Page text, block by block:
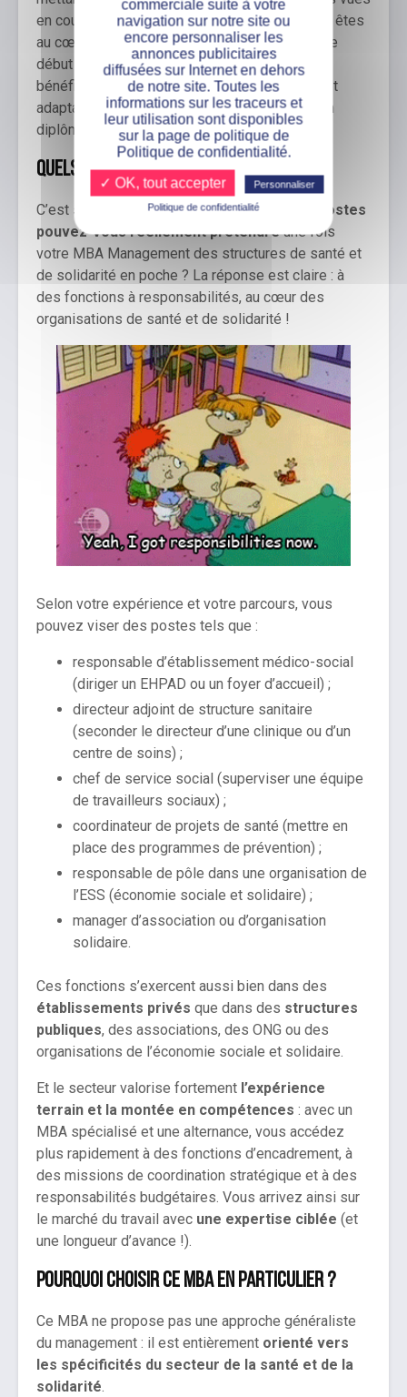
en cours et en développant votre réseau. Vous êtes
au cœur des structures médico-sociales dès le
début de votre parcours de formation, tout en
bénéficiant d’un cadre pédagogique moderne et
adaptable. Vous ne préparez pas seulement un
diplôme :
vous préparez votre carrière
Quels débouchés après le MBA ?
C’est souvent la question décisive :
à quels postes
pouvez-vous réellement prétendreune fois
votre MBA Management des structures de santé et
de solidarité en poche ? La réponse est claire : à
des fonctions à responsabilités, au cœur des
organisations de santé et de solidarité !
Selon votre expérience et votre parcours, vous
pouvez viser des postes tels que :
responsable d’établissement médico-social
(diriger un EHPAD ou un foyer d’accueil) ;
directeur adjoint de structure sanitaire
(seconder le directeur d’une clinique ou d’un
centre de soins) ;
chef de service social (superviser une équipe
de travailleurs sociaux) ;
coordinateur de projets de santé (mettre en
place des programmes de prévention) ;
responsable de pôle dans une organisation de
l’ESS (économie sociale et solidaire) ;
manager d’association ou d’organisation
solidaire.
Ces fonctions s’exercent aussi bien dans des
établissements privés que dans des structures
publiques, des associations, des ONG ou des
organisations de l’économie sociale et solidaire.
Et le secteur valorise fortement l’expérience
terrain et la montée en compétences : avec un
MBA spécialisé et une alternance, vous accédez
plus rapidement à des fonctions d’encadrement, à
des missions de coordination stratégique et à des
responsabilités budgétaires. Vous arrivez ainsi sur
le marché du travail avec une expertise ciblée (et
une longueur d’avance !).
Pourquoi choisir ce MBA en particulier ?
Ce MBA ne propose pas une approche généraliste
du management : il est entièrement orienté vers
les spécificités du secteur de la santé et de la
solidarité.
commerciale suite à votre
navigation sur notre site ou
encore personnaliser les
annonces publicitaires
diffusées sur Internet en dehors
de notre site. Toutes les
informations sur les traceurs et
leur utilisation sont disponibles
sur la page de politique de
Politique de confidentialité.
✓ OK, tout accepter
Personnaliser
Politique de confidentialité